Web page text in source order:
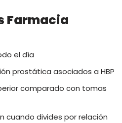
Farmacia
el día
prostática asociados a HBP
comparado con tomas
cuando divides por relación